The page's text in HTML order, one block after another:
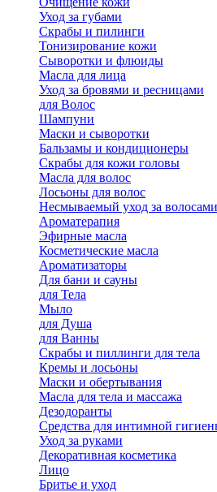
Уход за губами
Скрабы и пилинги
Тонизирование кожи
Сыворотки и флюиды
Масла для лица
Уход за бровями и ресницами
для Волос
Шампуни
Маски и сыворотки
Бальзамы и кондиционеры
Скрабы для кожи головы
Масла для волос
Лосьоны для волос
Несмываемый уход за волосами
Ароматерапия
Эфирные масла
Косметические масла
Ароматизаторы
Для бани и сауны
для Тела
Мыло
для Душа
для Ванны
Скрабы и пиллинги для тела
Кремы и лосьоны
Маски и обертывания
Масла для тела и массажа
Дезодоранты
Средства для интимной
Уход за руками
Декоративная косметика
Лицо
Бритье и уход